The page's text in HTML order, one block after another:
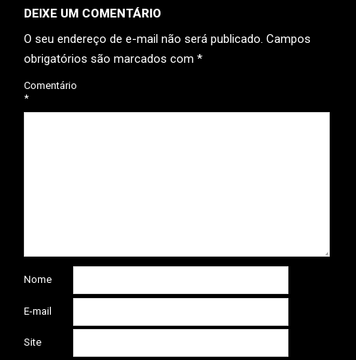
DEIXE UM COMENTÁRIO
O seu endereço de e-mail não será publicado. Campos
obrigatórios são marcados com *
Comentário
*
Nome
E-mail
Site